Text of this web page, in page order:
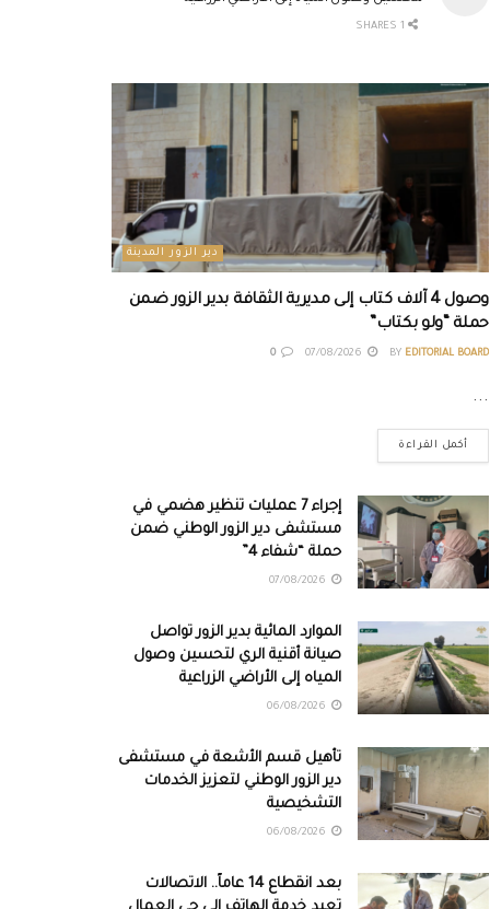
دير الزور المدينة
وصول 4 آلاف كتاب إلى مديرية الثقافة بدير الزور ضمن
حملة “ولو بكتاب”
BY EDITORIAL BOARD
0
...
أكمل القراءة
إجراء 7 عمليات تنظير هضمي في
مستشفى دير الزور الوطني ضمن
حملة “شفاء 4”
الموارد المائية بدير الزور تواصل
صيانة أقنية الري لتحسين وصول
المياه إلى الأراضي الزراعية
تأهيل قسم الأشعة في مستشفى
دير الزور الوطني لتعزيز الخدمات
التشخيصية
بعد انقطاع 14 عاماً.. الاتصالات